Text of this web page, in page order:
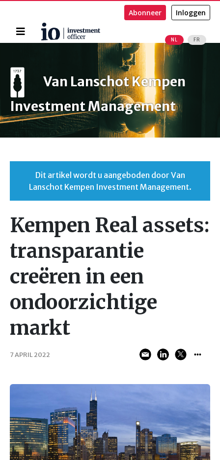
Home
NL FR
Abonneer Inloggen
Van Lanschot Kempen
Investment Management
Dit artikel wordt u aangeboden door Van
Lanschot Kempen Investment Management.
Kempen Real assets:
transparantie
creëren in een
ondoorzichtige
markt
7 APRIL 2022